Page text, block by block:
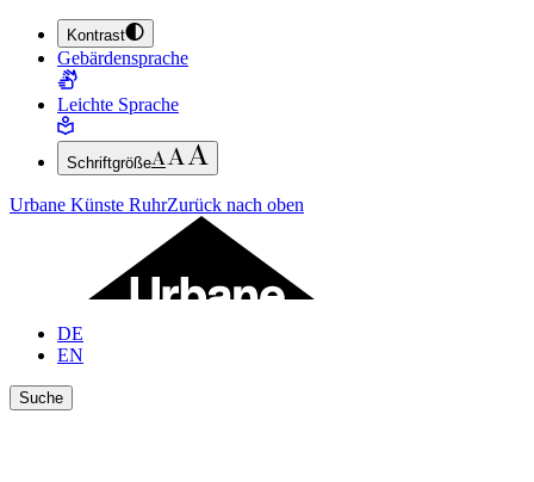
ZUM HAUPTINHALT SPRINGEN (ENTER DRÜCKEN)
ZUM FUSSBEREICH SPRINGEN (ENTER DRÜCKEN)
Kontrast
Gebärdensprache
Leichte Sprache
Schriftgröße
Urbane Künste RuhrZurück nach oben
DE
EN
Suche